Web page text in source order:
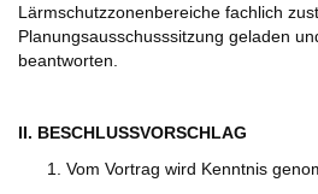
Lärmschutzzonenbereiche fachlich
Planungsausschusssitzung geladen
beantworten.
II. BESCHLUSSVORSCHLAG
Vom Vortrag wird Kenntnis